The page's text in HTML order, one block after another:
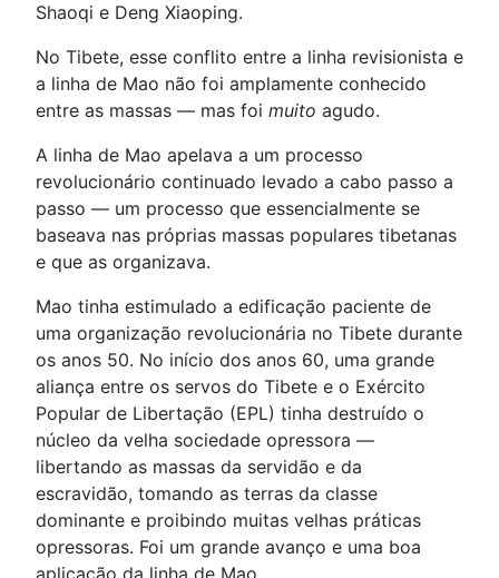
Shaoqi e Deng Xiaoping.
No Tibete, esse conflito entre a linha revisionista e
a linha de Mao não foi amplamente conhecido
entre as massas — mas foi muito agudo.
A linha de Mao apelava a um processo
revolucionário continuado levado a cabo passo a
passo — um processo que essencialmente se
baseava nas próprias massas populares tibetanas
e que as organizava.
Mao tinha estimulado a edificação paciente de
uma organização revolucionária no Tibete durante
os anos 50. No início dos anos 60, uma grande
aliança entre os servos do Tibete e o Exército
Popular de Libertação (EPL) tinha destruído o
núcleo da velha sociedade opressora —
libertando as massas da servidão e da
escravidão, tomando as terras da classe
dominante e proibindo muitas velhas práticas
opressoras. Foi um grande avanço e uma boa